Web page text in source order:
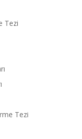
Tezi
Tezi